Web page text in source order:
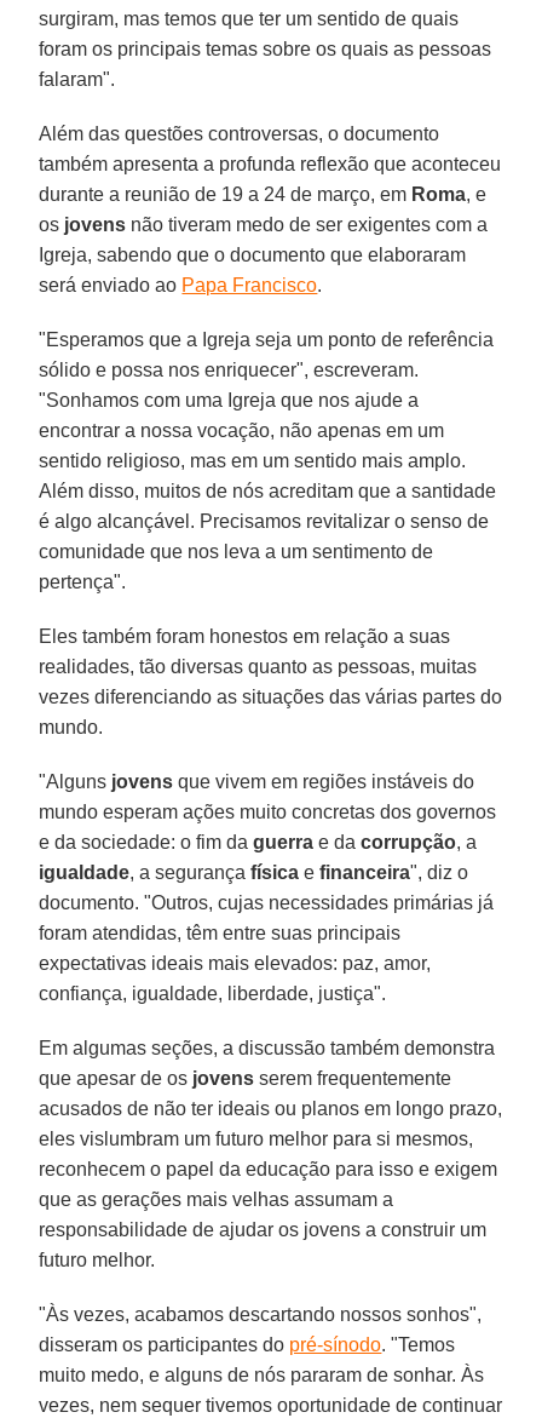
surgiram, mas temos que ter um sentido de quais
foram os principais temas sobre os quais as pessoas
falaram".
Além das questões controversas, o documento
também apresenta a profunda reflexão que aconteceu
durante a reunião de 19 a 24 de março, em Roma, e
os jovens não tiveram medo de ser exigentes com a
Igreja, sabendo que o documento que elaboraram
será enviado ao Papa Francisco.
"Esperamos que a Igreja seja um ponto de referência
sólido e possa nos enriquecer", escreveram.
"Sonhamos com uma Igreja que nos ajude a
encontrar a nossa vocação, não apenas em um
sentido religioso, mas em um sentido mais amplo.
Além disso, muitos de nós acreditam que a santidade
é algo alcançável. Precisamos revitalizar o senso de
comunidade que nos leva a um sentimento de
pertença".
Eles também foram honestos em relação a suas
realidades, tão diversas quanto as pessoas, muitas
vezes diferenciando as situações das várias partes do
mundo.
"Alguns jovens que vivem em regiões instáveis do
mundo esperam ações muito concretas dos governos
e da sociedade: o fim daguerra e dacorrupção, a
igualdade, a segurançafísica efinanceira", diz o
documento. "Outros, cujas necessidades primárias já
foram atendidas, têm entre suas principais
expectativas ideais mais elevados: paz, amor,
confiança, igualdade, liberdade, justiça".
Em algumas seções, a discussão também demonstra
que apesar de os jovens serem frequentemente
acusados de não ter ideais ou planos em longo prazo,
eles vislumbram um futuro melhor para si mesmos,
reconhecem o papel da educação para isso e exigem
que as gerações mais velhas assumam a
responsabilidade de ajudar os jovens a construir um
futuro melhor.
"Às vezes, acabamos descartando nossos sonhos",
disseram os participantes do pré-sínodo. "Temos
muito medo, e alguns de nós pararam de sonhar. Às
vezes, nem sequer tivemos oportunidade de continuar